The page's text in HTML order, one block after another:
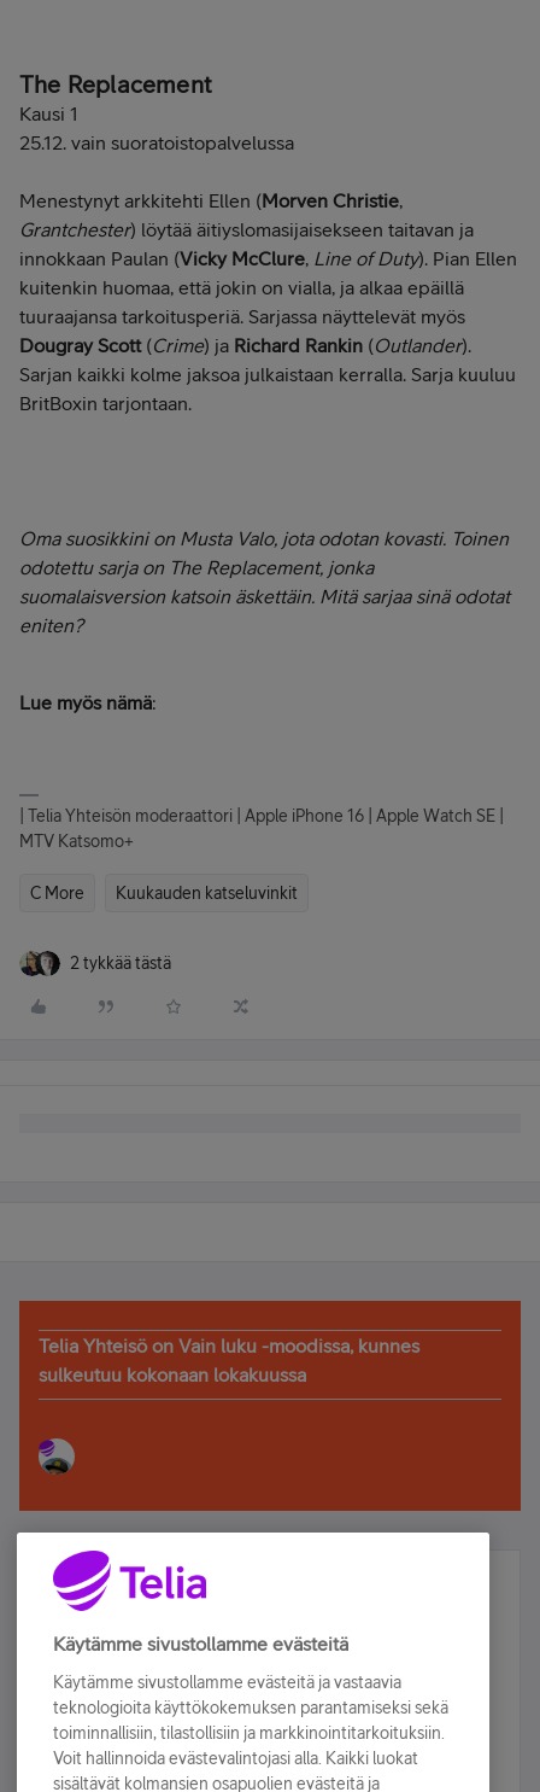
The Replacement
Kausi 1
25.12. vain suoratoistopalvelussa
Menestynyt arkkitehti Ellen (Morven Christie,
Grantchester) löytää äitiyslomasijaisekseen taitavan ja
innokkaan Paulan (Vicky McClure, Line of Duty). Pian Ellen
kuitenkin huomaa, että jokin on vialla, ja alkaa epäillä
tuuraajansa tarkoitusperiä. Sarjassa näyttelevät myös
Dougray Scott(Crime) ja Richard Rankin (Outlander).
Sarjan kaikki kolme jaksoa julkaistaan kerralla. Sarja kuuluu
BritBoxin tarjontaan.
Oma suosikkini on Musta Valo, jota odotan kovasti. Toinen
odotettu sarja on The Replacement, jonka
suomalaisversion katsoin äskettäin. Mitä sarjaa sinä odotat
eniten?
Lue myös nämä:
| Telia Yhteisön moderaattori | Apple iPhone 16 | Apple Watch SE |
MTV Katsomo+
C More Kuukauden katseluvinkit
2 tykkää tästä
Telia Yhteisö on Vain luku -moodissa, kunnes
sulkeutuu kokonaan lokakuussa
Älä jää paitsi – osallistu ja voita!
Tilaa Telian uutiskirje ja olet mukana arvonnassa.
sähköpostiisi.
Tilaa nyt
Käytämme sivustollamme evästeitä
Käytämme sivustollamme evästeitä ja vastaavia
teknologioita käyttökokemuksen parantamiseksi sekä
toiminnallisiin, tilastollisiin ja markkinointitarkoituksiin.
Voit hallinnoida evästevalintojasi alla. Kaikki luokat
sisältävät kolmansien osapuolien evästeitä ja